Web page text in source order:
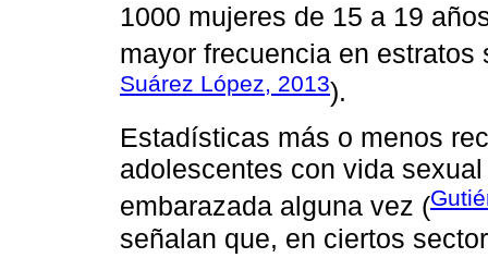
1000 mujeres de 15 a 19
mayor frecuencia en
Suárez López, 2013).
Estadísticas más o menos
adolescentes con vida
embarazada alguna vez (
señalan que, en ciertos